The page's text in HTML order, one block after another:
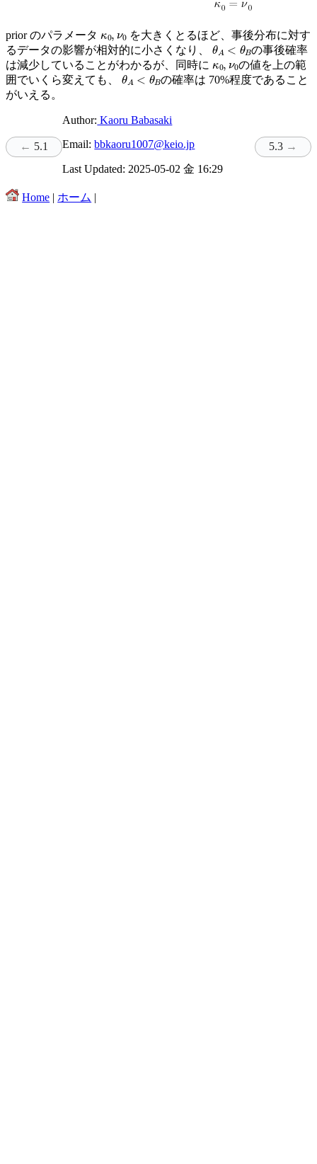
prior のパラメータ
を大きくとるほど、事後分布に対す
るデータの影響が相対的に小さくなり、 θ A θ B の事後確率
は減少していることがわかるが、同時に κ0 ν0 の値を上の範
囲でいくら変えても、 θA< θB の確率は 70%程度であること
がいえる。
5.1 5.3
Author: Kaoru Babasaki
Email:bbkaoru1007@keio.jp
Last Updated: 2025-05-02 金 16:29
Home | ホーム |